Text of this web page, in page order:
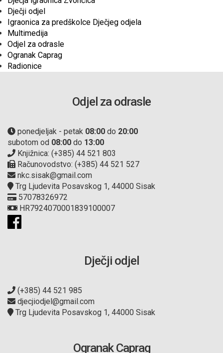
Dječji odjel
Igraonica za predškolce Dječjeg odjela
Multimedija
Odjel za odrasle
Ogranak Caprag
Radionice
Odjel za odrasle
ponedjeljak - petak 08:00 do 20:00
subotom od 08:00 do 13:00
Knjižnica: (+385) 44 521 803
Računovodstvo: (+385) 44 521 527
nkc.sisak@gmail.com
Trg Ljudevita Posavskog 1, 44000 Sisak
57078326972
HR7924070001839100007
Dječji odjel
(+385) 44 521 985
djecjiodjel@gmail.com
Trg Ljudevita Posavskog 1, 44000 Sisak
Ogranak Caprag